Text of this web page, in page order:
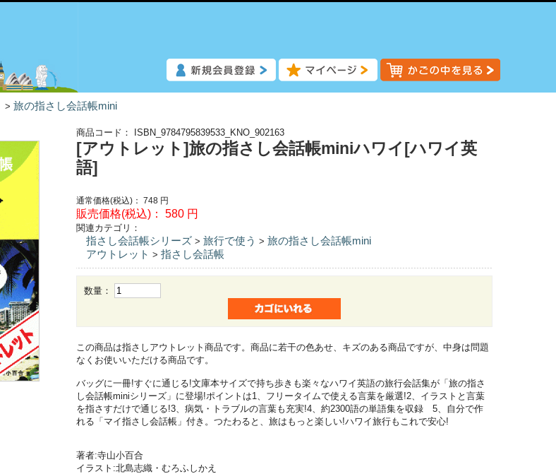
> 旅の指さし会話帳mini
商品コード： ISBN_9784795839533_KNO_902163
[アウトレット]旅の指さし会話帳miniハワイ[ハワイ英
語]
通常価格(税込)： 748 円
販売価格(税込)： 580 円
関連カテゴリ：
指さし会話帳シリーズ > 旅行で使う > 旅の指さし会話帳mini
アウトレット > 指さし会話帳
数量：
この商品は指さしアウトレット商品です。商品に若干の色あせ、キズのある商品ですが、中身は問題
なくお使いいただける商品です。
バッグに一冊!すぐに通じる!文庫本サイズで持ち歩きも楽々なハワイ英語の旅行会話集が「旅の指さ
し会話帳miniシリーズ」に登場!ポイントは1、フリータイムで使える言葉を厳選!2、イラストと言葉
を指さすだけで通じる!3、病気・トラブルの言葉も充実!4、約2300語の単語集を収録 5、自分で作
れる「マイ指さし会話帳」付き。つたわると、旅はもっと楽しい!ハワイ旅行もこれで安心!
著者:寺山小百合
イラスト:北島志織・むろふしかえ